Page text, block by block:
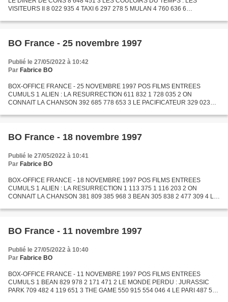
VISITEURS II 8 022 935 4 TAXI 6 297 278 5 MULAN 4 760 636 6
959 8 LA VIE...
BO France - 25 novembre 1997
Publié le 27/05/2022 à 10:42
Par Fabrice BO
BOX-OFFICE FRANCE - 25 NOVEMBRE 1997 POS FILMS ENTREES
CUMULS 1 ALIEN : LA RESURRECTION 611 832 1 728 035 2 ON
CONNAIT LA CHANSON 392 685 778 653 3 LE PACIFICATEUR 329 023
225 592 1 571 795...
BO France - 18 novembre 1997
Publié le 27/05/2022 à 10:41
Par Fabrice BO
BOX-OFFICE FRANCE - 18 NOVEMBRE 1997 POS FILMS ENTREES
CUMULS 1 ALIEN : LA RESURRECTION 1 113 375 1 116 203 2 ON
CONNAIT LA CHANSON 381 809 385 968 3 BEAN 305 838 2 477 309 4 LE
MONTY 258 481 1...
BO France - 11 novembre 1997
Publié le 27/05/2022 à 10:40
Par Fabrice BO
BOX-OFFICE FRANCE - 11 NOVEMBRE 1997 POS FILMS ENTREES
CUMULS 1 BEAN 829 978 2 171 471 2 LE MONDE PERDU : JURASSIC
PARK 709 482 4 119 651 3 THE GAME 550 915 554 046 4 LE PARI 487 550